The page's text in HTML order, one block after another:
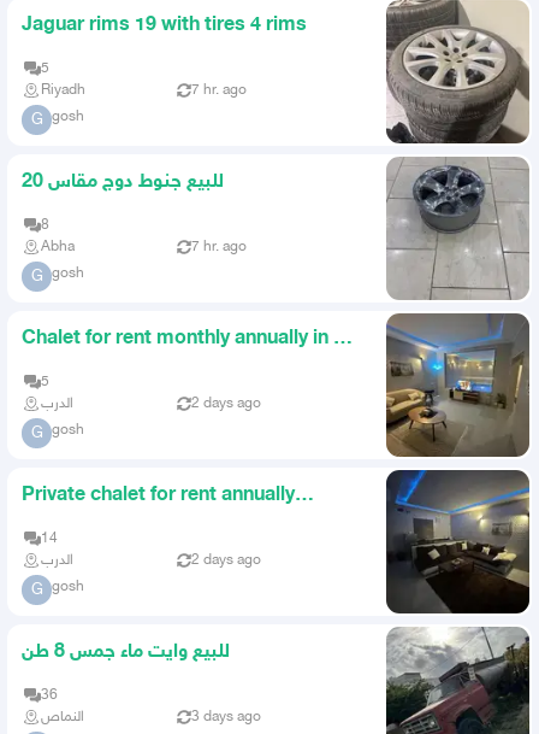
Jaguar rims 19 with tires 4 rims
5
Riyadh
7 hr. ago
G gosh
للبيع جنوط دوج مقاس 20
8
Abha
7 hr. ago
G gosh
Chalet for rent monthly annually in Al
5
الدرب
2 days ago
G gosh
Private chalet for rent annually
14
الدرب
2 days ago
G gosh
للبيع وايت ماء جمس 8 طن
36
النماص
3 days ago